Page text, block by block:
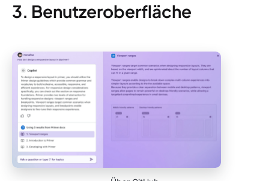
3. Benutzeroberfläche